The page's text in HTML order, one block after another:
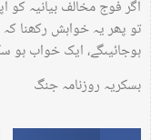
اگر فوج مخالف بیانیہ کو
تو پھر یہ خواہش رکھنا
ہوجائیںگے، ایک خواب ہو
بسکریہ روزنامہ جنگ